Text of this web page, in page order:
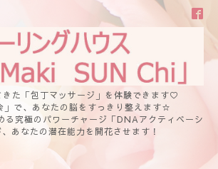
きた「包丁マッサージ」を体験できます♡
」で、あなたの脳をすっきり整えます☆
る究極のパワーチャージ「DNAアクティベーシ
あなたの潜在能力を開花させます！